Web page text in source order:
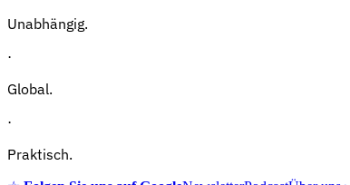
Unabhängig.
·
Global.
·
Praktisch.